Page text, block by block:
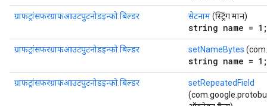
ग्राफट्रांसफरग्राफआउटपुटनोडइन्फो.बिल्डर सेटनाम(स्ट्रिंग मान)
string name = 1;
ग्राफट्रांसफरग्राफआउटपुटनोडइन्फो.बिल्डर setNameBytes
string name = 1;
ग्राफट्रांसफरग्राफआउटपुटनोडइन्फो.बिल्डर
setRepeatedField